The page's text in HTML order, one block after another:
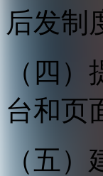
后发制
（四
台和页
（五